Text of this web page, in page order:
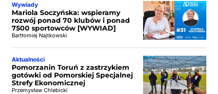
Wywiady
Mariola Soczyńska: wspieramy
rozwój ponad 70 klubów i ponad
7500 sportowców [WYWIAD]
Bartłomiej Najtkowski
Aktualności
Pomorzanin Toruń z zastrzykiem
gotówki od Pomorskiej Specjalnej
Strefy Ekonomicznej
Przemysław Chlebicki